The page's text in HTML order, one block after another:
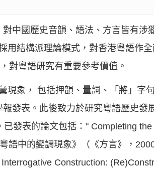
中國歷史音韻、語法、方言皆有涉
用結構派理論模式，對香港粵語作
對粵語研究有重要參考價值。
現象， 包括押韻、量詞、「將」字
發表。此後致力於研究粵語歷史發
發表的論文包括：" Completing
語中的變調現象》（《方言》，
Construction: